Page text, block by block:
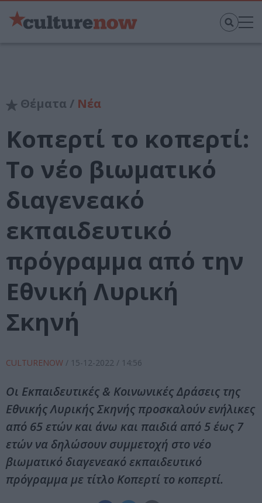
Θέματα / Νέα
Κοπερτί το κοπερτί:
Το νέο βιωματικό
διαγενεακό
εκπαιδευτικό
πρόγραμμα από την
Εθνική Λυρική
Σκηνή
CULTURENOW / 15-12-2022 / 14:56
Οι Εκπαιδευτικές & Κοινωνικές Δράσεις της
Εθνικής Λυρικής Σκηνής προσκαλούν ενήλικες
από 65 ετών και άνω και παιδιά από 5 έως 7
ετών να δηλώσουν συμμετοχή στο νέο
βιωματικό διαγενεακό εκπαιδευτικό
πρόγραμμα με τίτλο Κοπερτί το κοπερτί.